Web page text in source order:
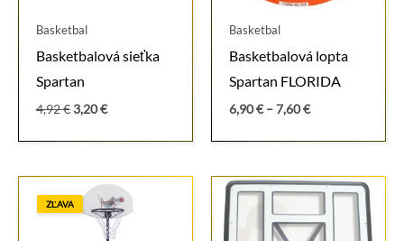
Basketbal
Basketbalová sieťka
Spartan
4,92€ Pôvodná
bola:
3,20€Aktuálna
je:
Basketbal
Basketbalová lopta
Spartan FLORIDA
6,90€ – 7,60€Price
6,90 €
7,60 €
ZĽAVA